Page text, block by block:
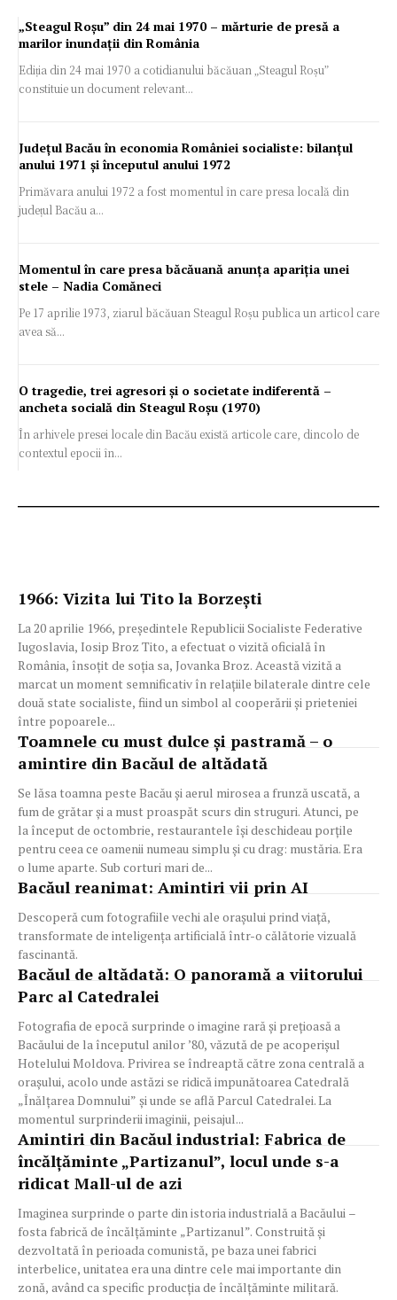
„Steagul Roșu” din 24 mai 1970 – mărturie de presă a
marilor inundații din România
Ediția din 24 mai 1970 a cotidianului băcăuan „Steagul Roșu”
constituie un document relevant...
Județul Bacău în economia României socialiste: bilanțul
anului 1971 și începutul anului 1972
Primăvara anului 1972 a fost momentul în care presa locală din
județul Bacău a...
Momentul în care presa băcăuană anunța apariția unei
stele – Nadia Comăneci
Pe 17 aprilie 1973, ziarul băcăuan Steagul Roșu publica un articol care
avea să...
O tragedie, trei agresori și o societate indiferentă –
ancheta socială din Steagul Roșu (1970)
În arhivele presei locale din Bacău există articole care, dincolo de
contextul epocii în...
1966: Vizita lui Tito la Borzești
La 20 aprilie 1966, președintele Republicii Socialiste Federative
Iugoslavia, Iosip Broz Tito, a efectuat o vizită oficială în
România, însoțit de soția sa, Jovanka Broz. Această vizită a
marcat un moment semnificativ în relațiile bilaterale dintre cele
două state socialiste, fiind un simbol al cooperării și prieteniei
între popoarele...
Toamnele cu must dulce și pastramă – o
amintire din Bacăul de altădată
Se lăsa toamna peste Bacău și aerul mirosea a frunză uscată, a
fum de grătar și a must proaspăt scurs din struguri. Atunci, pe
la început de octombrie, restaurantele își deschideau porțile
pentru ceea ce oamenii numeau simplu și cu drag: mustăria. Era
o lume aparte. Sub corturi mari de...
Bacăul reanimat: Amintiri vii prin AI
Descoperă cum fotografiile vechi ale orașului prind viață,
transformate de inteligența artificială într-o călătorie vizuală
fascinantă.
Bacăul de altădată: O panoramă a viitorului
Parc al Catedralei
Fotografia de epocă surprinde o imagine rară și prețioasă a
Bacăului de la începutul anilor ’80, văzută de pe acoperișul
Hotelului Moldova. Privirea se îndreaptă către zona centrală a
orașului, acolo unde astăzi se ridică impunătoarea Catedrală
„Înălțarea Domnului” și unde se află Parcul Catedralei. La
momentul surprinderii imaginii, peisajul...
Amintiri din Bacăul industrial: Fabrica de
încălțăminte „Partizanul”, locul unde s-a
ridicat Mall-ul de azi
Imaginea surprinde o parte din istoria industrială a Bacăului –
fosta fabrică de încălțăminte „Partizanul”. Construită și
dezvoltată în perioada comunistă, pe baza unei fabrici
interbelice, unitatea era una dintre cele mai importante din
zonă, având ca specific producția de încălțăminte militară.